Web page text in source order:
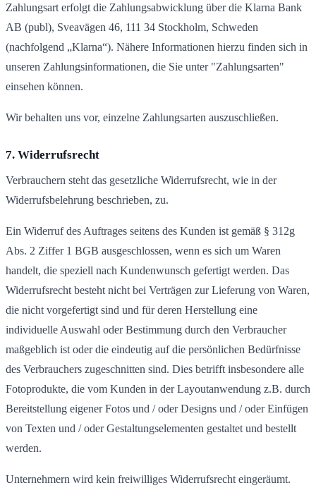
Zahlungsart erfolgt die Zahlungsabwicklung über die Klarna Bank
AB (publ), Sveavägen 46, 111 34 Stockholm, Schweden
(nachfolgend „Klarna“). Nähere Informationen hierzu finden sich in
unseren Zahlungsinformationen, die Sie unter "Zahlungsarten"
einsehen können.
Wir behalten uns vor, einzelne Zahlungsarten auszuschließen.
7. Widerrufsrecht
Verbrauchern steht das gesetzliche Widerrufsrecht, wie in der
Widerrufsbelehrung beschrieben, zu.
Ein Widerruf des Auftrages seitens des Kunden ist gemäß § 312g
Abs. 2 Ziffer 1 BGB ausgeschlossen, wenn es sich um Waren
handelt, die speziell nach Kundenwunsch gefertigt werden. Das
Widerrufsrecht besteht nicht bei Verträgen zur Lieferung von Waren,
die nicht vorgefertigt sind und für deren Herstellung eine
individuelle Auswahl oder Bestimmung durch den Verbraucher
maßgeblich ist oder die eindeutig auf die persönlichen Bedürfnisse
des Verbrauchers zugeschnitten sind. Dies betrifft insbesondere alle
Fotoprodukte, die vom Kunden in der Layoutanwendung z.B. durch
Bereitstellung eigener Fotos und / oder Designs und / oder Einfügen
von Texten und / oder Gestaltungselementen gestaltet und bestellt
werden.
Unternehmern wird kein freiwilliges Widerrufsrecht eingeräumt.